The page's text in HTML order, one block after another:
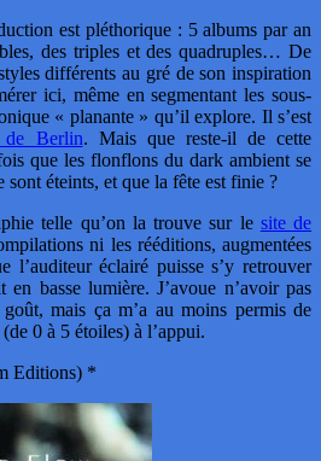
est pléthorique : 5 albums par an
des triples et des quadruples… De
différents au gré de son inspiration
ici, même en segmentant les sous-
« planante » qu’il explore. Il s’est
de Berlin. Mais que reste-il de cette
que les flonflons du dark ambient se
sont éteints, et que la fête est finie ?
telle qu’on la trouve sur le site de
ni les rééditions, augmentées
l’auditeur éclairé puisse s’y retrouver
basse lumière. J’avoue n’avoir pas
mais ça m’a au moins permis de
0 à 5 étoiles) à l’appui.
Editions) *